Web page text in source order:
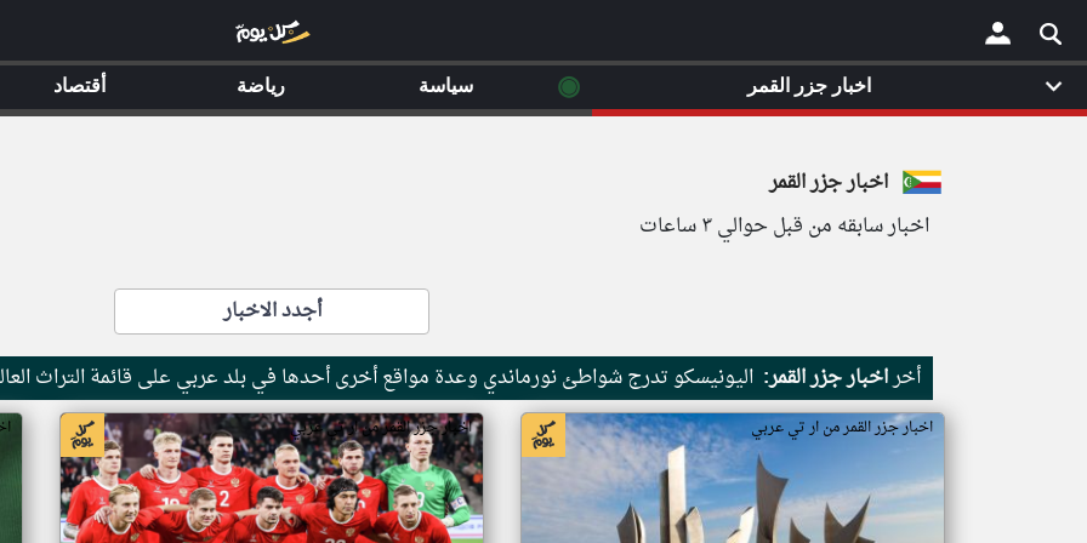
×
اخبار جزر القمر
اخبار سابقه من قبل حوالي ٣ ساعات
أجدد الاخبار
أخراخبار جزر القمر: اليونيسكو تدرج شواطئ نورماندي وعدة مواقع أخرى أحدها في بلد عربي على قائمة التراث
اخبار جزر القمر من ار تي عربي اخبار جزر القمر من ار تي عربي
اخبار جزر القمر ◉ سياسة رياضة أقتصاد